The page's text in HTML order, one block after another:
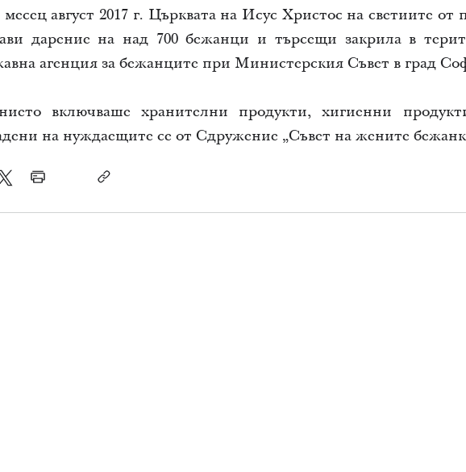
август 2017 г. Църквата на Исус Христос на светиите
дарение на над 700бежанци и търсещи закрила в
агенция за бежанците при Министерския Съвет в град
включваше хранителни продукти, хигиенни
на нуждаещите се от Сдружение „Съвет на жените